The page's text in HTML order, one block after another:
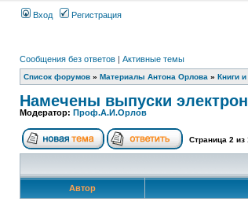
Вход Регистрация
Сообщения без ответов | Активные темы
Список форумов » Материалы Антона Орлова » Книги
Намечены выпуски
Модератор: Проф.А.И.Орлов
Страница 2 из
Автор